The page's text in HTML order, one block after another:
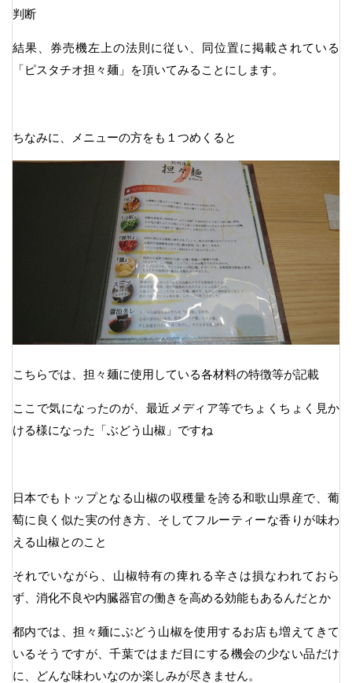
判断
結果、券売機左上の法則に従い、同位置に掲載されている
「ピスタチオ担々麺」を頂いてみることにします。
ちなみに、メニューの方をも１つめくると
こちらでは、担々麺に使用している各材料の特徴等が記載
ここで気になったのが、最近メディア等でちょくちょく見か
ける様になった「ぶどう山椒」ですね
日本でもトップとなる山椒の収穫量を誇る和歌山県産で、葡
萄に良く似た実の付き方、そしてフルーティーな香りが味わ
える山椒とのこと
それでいながら、山椒特有の痺れる辛さは損なわれておら
ず、消化不良や内臓器官の働きを高める効能もあるんだとか
都内では、担々麺にぶどう山椒を使用するお店も増えてきて
いるそうですが、千葉ではまだ目にする機会の少ない品だけ
に、どんな味わいなのか楽しみが尽きません。